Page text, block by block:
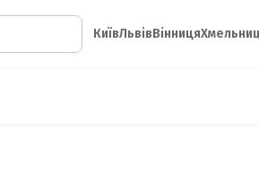
КиївЛьвівВінниця